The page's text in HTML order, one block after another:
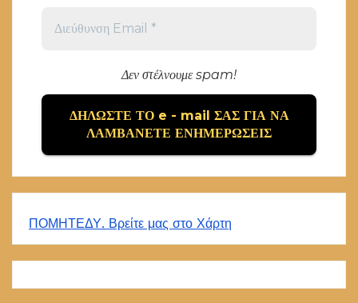
Δεν στέλνουμε spam!
ΠΟΜΗΤΕΔΥ. Βρείτε μας στο Χάρτη